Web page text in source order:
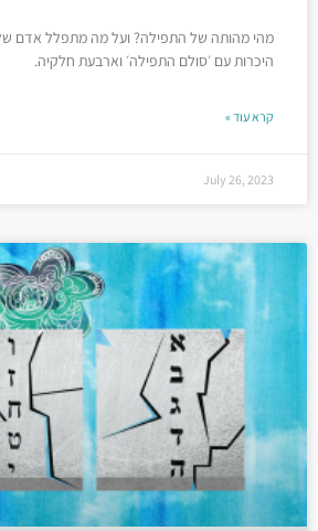
מהי מהותה של התפילה? ועל מה מתפלל אדם
היכרות עם ׳סולם התפילה׳ וארבעת חלקיה.
קרא עוד »
July 26, 2023